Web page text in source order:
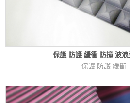
保護 防護 緩衝 防撞 波
保護 防護 緩衝